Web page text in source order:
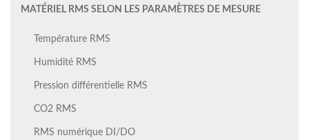
MATÉRIEL RMS SELON LES PARAMÈTRES DE MESURE
Température RMS
Humidité RMS
Pression différentielle RMS
CO2 RMS
RMS numérique DI/DO